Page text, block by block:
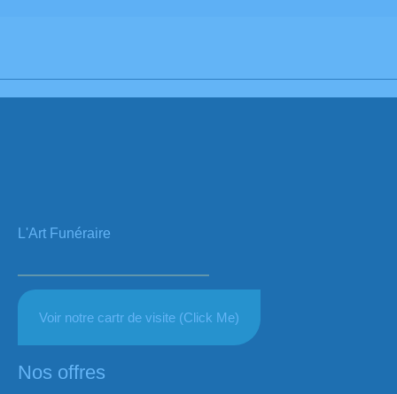
L'Art Funéraire
Voir notre cartr de visite (Click Me)
Nos offres